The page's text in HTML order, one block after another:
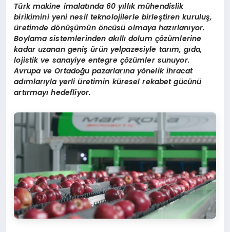
Türk makine imalatında 60 yıllık mühendislik
birikimini yeni nesil teknolojilerle birleştiren kuruluş,
üretimde dönüşümün öncüsü olmaya hazırlanıyor.
Boylama sistemlerinden akıllı dolum çözümlerine
kadar uzanan geniş ürün yelpazesiyle tarım, gıda,
lojistik ve sanayiye entegre çözümler sunuyor.
Avrupa ve Ortadoğu pazarlarına yönelik ihracat
adımlarıyla yerli üretimin küresel rekabet gücünü
artırmayı hedefliyor.